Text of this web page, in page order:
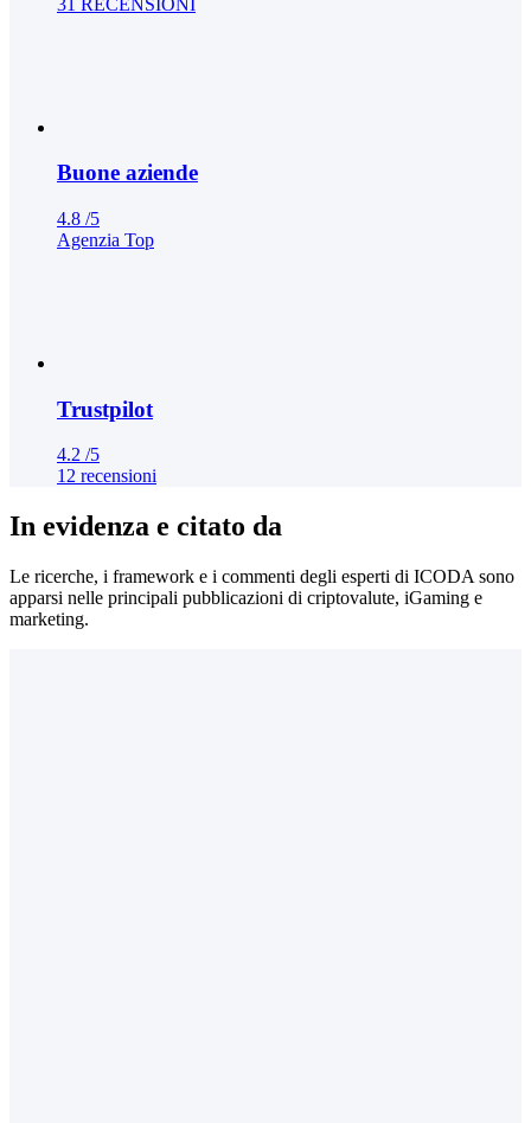
Buone aziende
4.8 /5
Agenzia Top
Trustpilot
4.2 /5
12 recensioni
In evidenza e citato da
Le ricerche, i framework e i commenti degli esperti di ICODA sono
apparsi nelle principali pubblicazioni di criptovalute, iGaming e
marketing.